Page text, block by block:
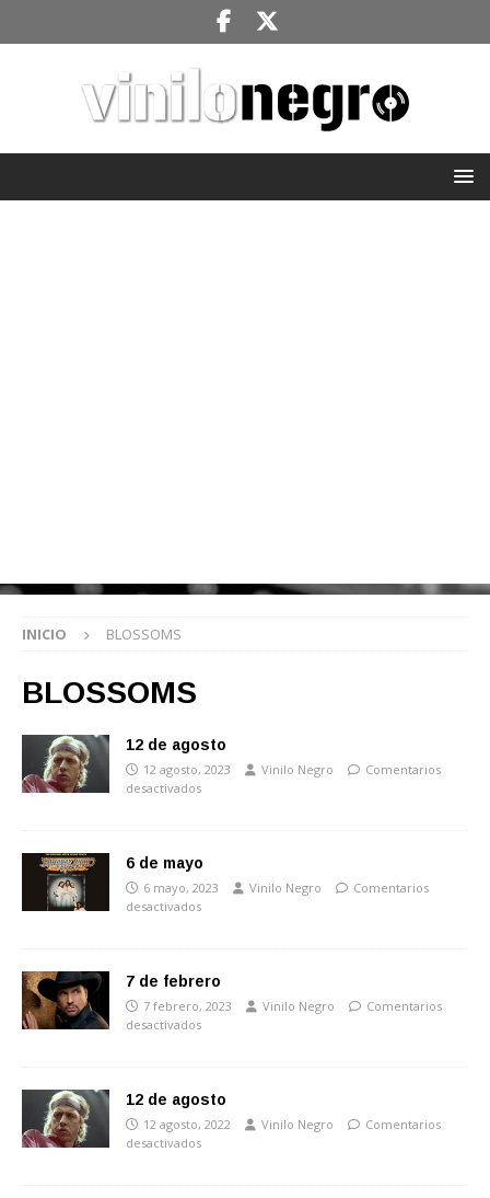
INICIO BLOSSOMS
BLOSSOMS
12 de agosto
12 agosto, 2023 Vinilo Negro
Comentarios
desactivados
6 de mayo
6 mayo, 2023 Vinilo Negro
Comentarios
desactivados
7 de febrero
7 febrero, 2023 Vinilo Negro
Comentarios
desactivados
12 de agosto
12 agosto, 2022 Vinilo Negro
Comentarios
desactivados